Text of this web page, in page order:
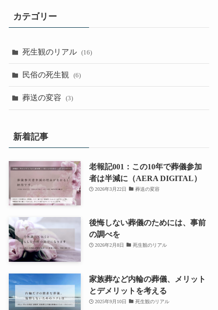
カテゴリー
死生観のリアル (16)
民俗の死生観 (6)
葬送の変容 (3)
新着記事
老報記001：この10年で葬儀参加
者は半減に（AERA DIGITAL）
2026年3月22日 葬送の変容
後悔しない葬儀のためには、事前
の調べを
2026年2月8日 死生観のリアル
家族葬など内輪の葬儀、メリット
とデメリットを考える
2025年9月10日 死生観のリアル